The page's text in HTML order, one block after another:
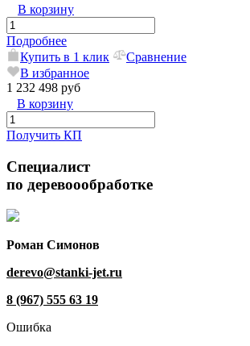
В корзину
Подробнее
Купить в 1 клик
Сравнение
В избранное
1 232 498 руб
В корзину
Получить КП
Специалист
по деревоообработке
Роман Симонов
derevo@stanki-jet.ru
8 (967) 555 63 19
Ошибка